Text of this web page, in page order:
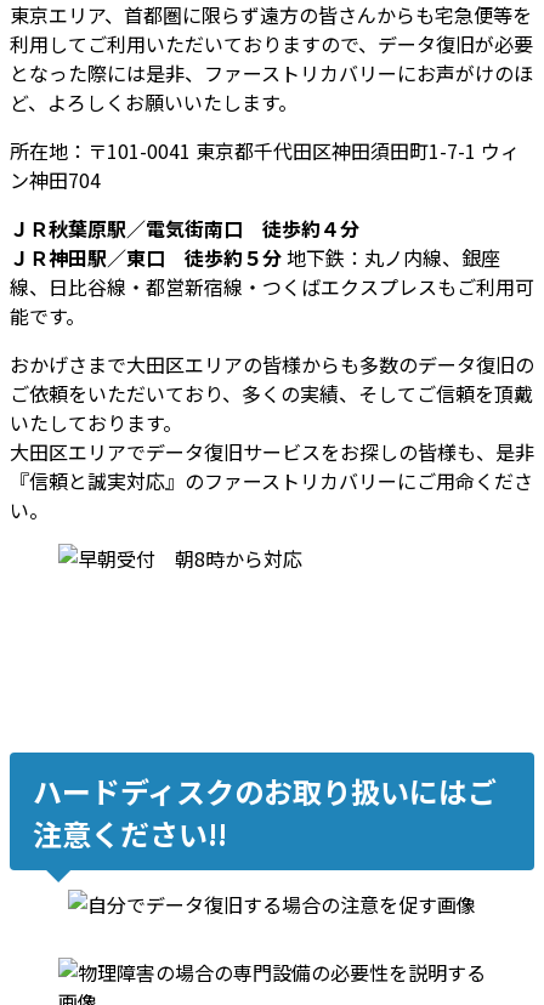
東京エリア、首都圏に限らず遠方の皆さんからも宅急便等を
利用してご利用いただいておりますので、データ復旧が必要
となった際には是非、ファーストリカバリーにお声がけのほ
ど、よろしくお願いいたします。
所在地：〒101-0041 東京都千代田区神田須田町1-7-1 ウィ
ン神田704
ＪＲ秋葉原駅／電気街南口 徒歩約４分
ＪＲ神田駅／東口 徒歩約５分地下鉄：丸ノ内線、銀座
線、日比谷線・都営新宿線・つくばエクスプレスもご利用可
能です。
おかげさまで大田区エリアの皆様からも多数のデータ復旧の
ご依頼をいただいており、多くの実績、そしてご信頼を頂戴
いたしております。
大田区エリアでデータ復旧サービスをお探しの皆様も、是非
『信頼と誠実対応』のファーストリカバリーにご用命くださ
い。
ハードディスクのお取り扱いにはご
注意ください!!